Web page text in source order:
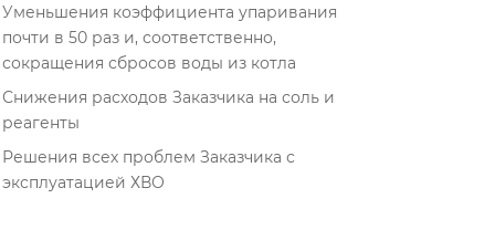
Уменьшения коэффициента упаривания
почти в 50 раз и, соответственно,
сокращения сбросов воды из котла
Снижения расходов Заказчика на соль и
реагенты
Решения всех проблем Заказчика с
эксплуатацией ХВО